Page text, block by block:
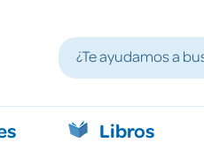
Libros